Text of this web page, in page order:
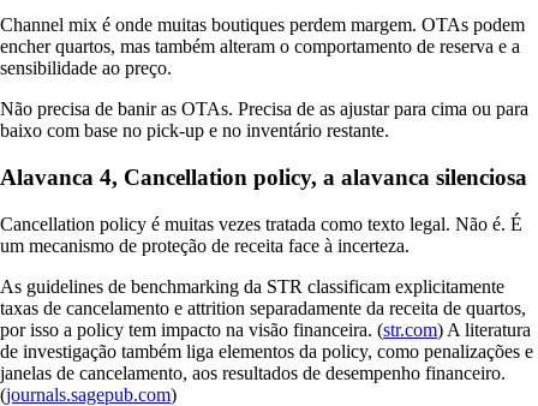
Channel mix é onde muitas boutiques perdem margem. OTAs podem
encher quartos, mas também alteram o comportamento de reserva e a
sensibilidade ao preço.
Não precisa de banir as OTAs. Precisa de as ajustar para cima ou para
baixo com base no pick-up e no inventário restante.
Alavanca 4, Cancellation policy, a alavanca silenciosa
Cancellation policy é muitas vezes tratada como texto legal. Não é. É
um mecanismo de proteção de receita face à incerteza.
As guidelines de benchmarking da STR classificam explicitamente
taxas de cancelamento e attrition separadamente da receita de quartos,
por isso a policy tem impacto na visão financeira. (str.com) A literatura
de investigação também liga elementos da policy, como penalizações e
janelas de cancelamento, aos resultados de desempenho financeiro.
(journals.sagepub.com)